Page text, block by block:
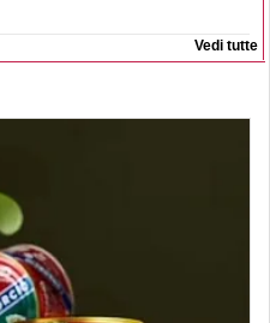
Vedi tutte